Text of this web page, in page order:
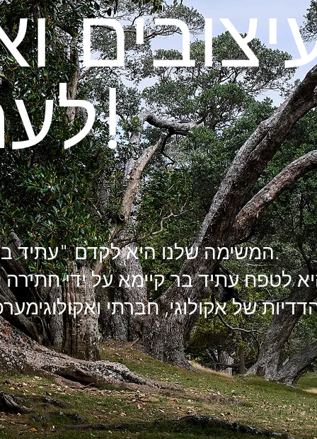
לעתיד בר קיימא!
המשימה שלנו היא לקדם "עתיד בר קיימא" ולסייע ללקוחותינו בפיתוח "אסטרטגיות עתיד בר קיימא" משלהם.
לטפח עתיד בר קיימא על ידי חתירה
של אקולוגי, חברתי ואקולוגי